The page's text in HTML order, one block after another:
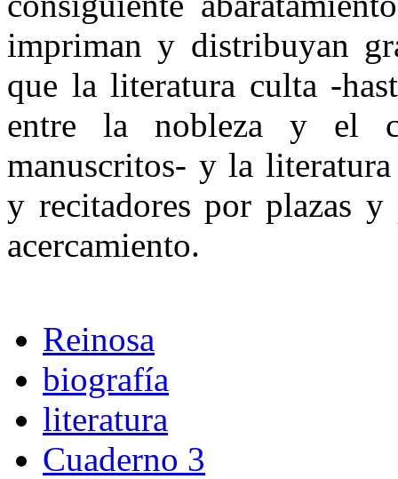
impriman y distribuyan
que la literatura culta -
entre la nobleza y el
manuscritos- y la
y recitadores por plazas
acercamiento.
Reinosa
biografía
literatura
Cuaderno 3